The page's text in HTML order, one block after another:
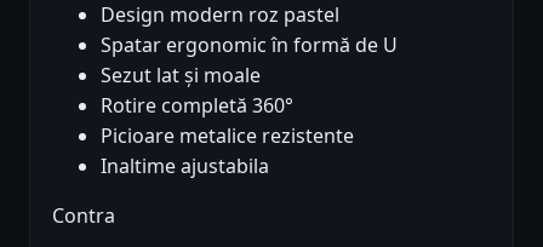
Design modern roz pastel
Spatar ergonomic în formă de U
Sezut lat și moale
Rotire completă 360°
Picioare metalice rezistente
Inaltime ajustabila
Contra